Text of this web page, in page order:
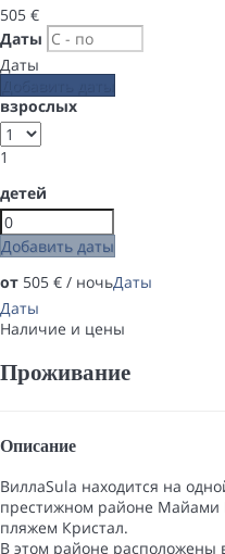
505 €
Даты
Даты
взрослых
1
детей
Добавить даты
от 505 € / ночьДаты
Даты
Наличие и цены
Проживание
Описание
ВиллаSula находится на
престижном районе Майами
пляжем Кристал.
В этом районе